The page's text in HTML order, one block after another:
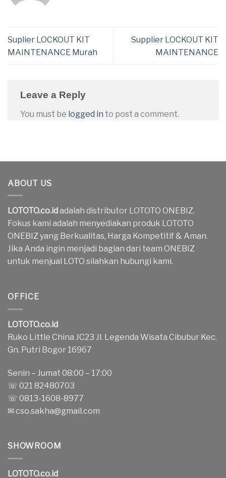
Suplier LOCKOUT KIT
MAINTENANCE Murah
Supplier LOCKOUT KIT
MAINTENANCE
Leave a Reply
You must be logged in to post a comment.
ABOUT US
LOTOTO.co.id adalah distributor LOTOTO ONEBIZ.
Fokus kami adalah menyediakan produk LOTOTO
ONEBIZ yang Berkualitas, Harga Kompetitif & Aman.
Jika Anda ingin menjadi bagian dari team ONEBIZ
untuk menjual LOTO silahkan hubungi kami.
OFFICE
LOTOTO.co.id
Ruko Little China JC23 Jl. Legenda Wisata Cibubur Kec.
Gn. Putri Bogor 16967
Senin – Jumat 08:00 – 17:00
☏ 021 82480703
☏ 0813-1608-8977
✉cso.sakha@gmail.com
SHOWROOM
LOTOTO.co.id